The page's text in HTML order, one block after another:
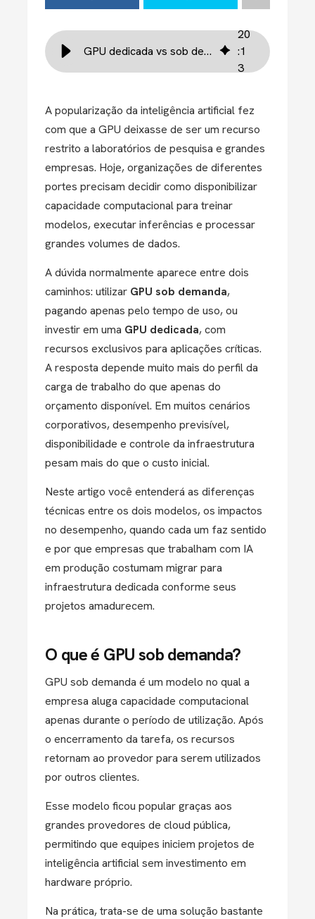
GPU dedicada vs sob demanda: comparativo 2026
20
:1
3
A popularização da inteligência artificial fez
com que a GPU deixasse de ser um recurso
restrito a laboratórios de pesquisa e grandes
empresas. Hoje, organizações de diferentes
portes precisam decidir como disponibilizar
capacidade computacional para treinar
modelos, executar inferências e processar
grandes volumes de dados.
A dúvida normalmente aparece entre dois
caminhos: utilizar GPU sob demanda,
pagando apenas pelo tempo de uso, ou
investir em uma GPU dedicada, com
recursos exclusivos para aplicações críticas.
A resposta depende muito mais do perfil da
carga de trabalho do que apenas do
orçamento disponível. Em muitos cenários
corporativos, desempenho previsível,
disponibilidade e controle da infraestrutura
pesam mais do que o custo inicial.
Neste artigo você entenderá as diferenças
técnicas entre os dois modelos, os impactos
no desempenho, quando cada um faz sentido
e por que empresas que trabalham com IA
em produção costumam migrar para
infraestrutura dedicada conforme seus
projetos amadurecem.
O que é GPU sob demanda?
GPU sob demanda é um modelo no qual a
empresa aluga capacidade computacional
apenas durante o período de utilização. Após
o encerramento da tarefa, os recursos
retornam ao provedor para serem utilizados
por outros clientes.
Esse modelo ficou popular graças aos
grandes provedores de cloud pública,
permitindo que equipes iniciem projetos de
inteligência artificial sem investimento em
hardware próprio.
Na prática, trata-se de uma solução bastante